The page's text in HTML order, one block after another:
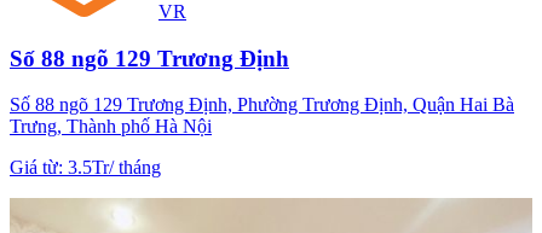
VR
Số 88 ngõ 129 Trương Định
Số 88 ngõ 129 Trương Định, Phường Trương Định, Quận Hai Bà
Trưng, Thành phố Hà Nội
Giá từ: 3.5Tr/tháng